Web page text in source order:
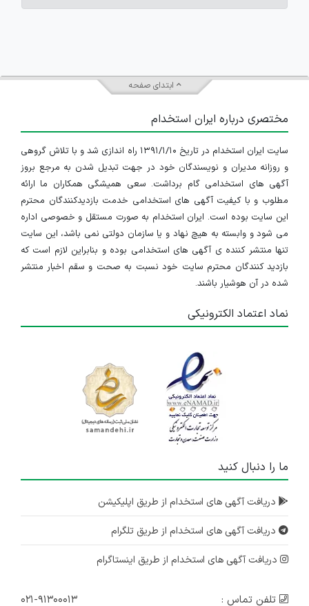
ابتدای صفحه
مختصری درباره ایران استخدام
سایت ایران استخدام در تاریخ ۱۳۹۱/۱/۱۰ راه اندازی شد و با تلاش گروهی
و روزانه مدیران و نویسندگان خود در جهت تبدیل شدن به مرجع بروز
آگهی های استخدامی گام برداشت. سعی همیشگی همکاران ما ارائه
مطلوب و با کیفیت آگهی های استخدامی خدمت بازدیدکنندگان محترم
این سایت بوده است. ایران استخدام به صورت مستقل و خصوصی اداره
می شود و وابسته به هیچ نهاد و یا سازمان دولتی نمی باشد، این سایت
تنها منتشر کننده ی آگهی های استخدامی بوده و بنابراین لازم است که
بازدید کنندگان محترم سایت خود نسبت به صحت و سقم اخبار منتشر
شده در آن هوشیار باشند.
نماد اعتماد الکترونیکی
ما را دنبال کنید
دریافت آگهی های استخدام از طریق اپلیکیشن
دریافت آگهی های استخدام از طریق تلگرام
دریافت آگهی های استخدام از طریق اینستاگرام
تلفن تماس : ۰۲۱-۹۱۳۰۰۰۱۳